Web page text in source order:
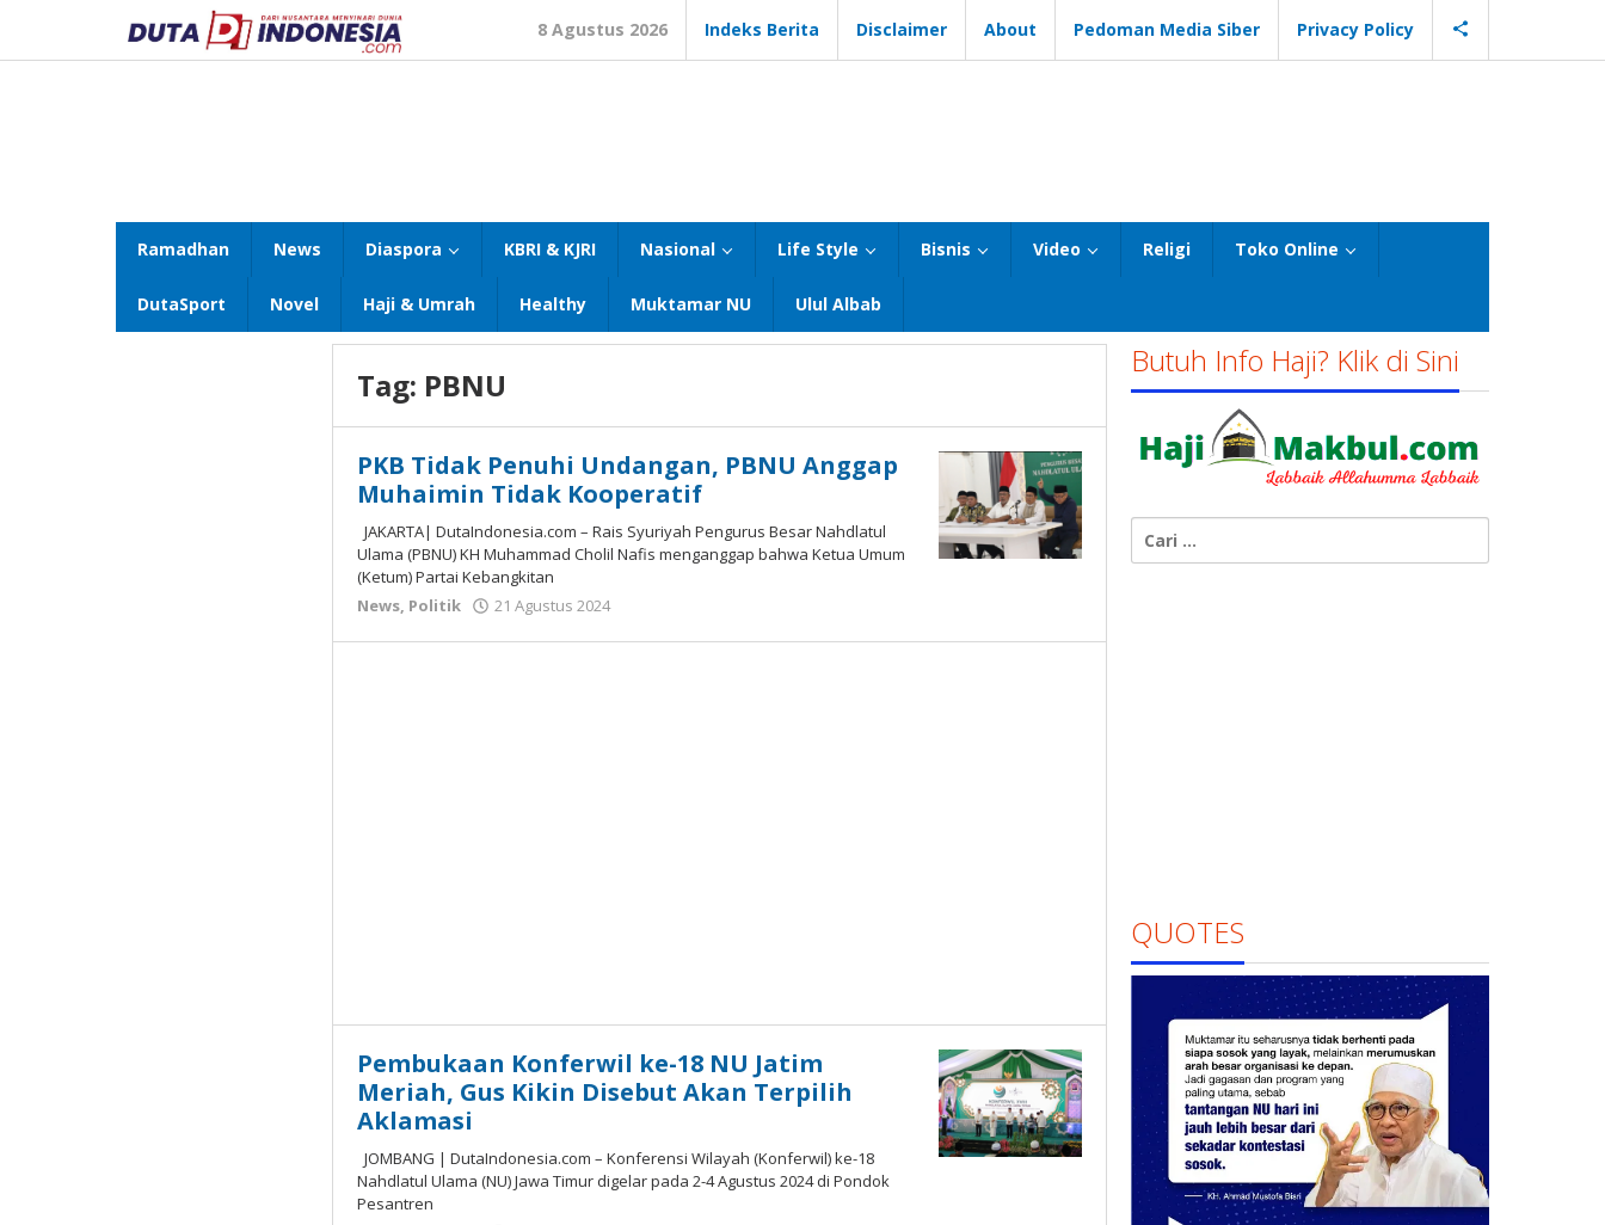
konten
8 Agustus 2026 Indeks Berita Disclaimer About Pedoman Media Siber Privacy Policy
Ramadhan News Diaspora KBRI & KJRI Nasional Life Style Bisnis Video Religi Toko Online
DutaSport Novel Haji & Umrah Healthy Muktamar NU Ulul Albab
Tag: PBNU
PKB Tidak Penuhi Undangan, PBNU Anggap
Muhaimin Tidak Kooperatif
JAKARTA| DutaIndonesia.com – Rais Syuriyah Pengurus Besar Nahdlatul
Ulama (PBNU) KH Muhammad Cholil Nafis menganggap bahwa Ketua Umum
(Ketum) Partai Kebangkitan
News, Politik 21 Agustus 2024
Susanto
Pembukaan Konferwil ke-18 NU Jatim
Meriah, Gus Kikin Disebut Akan Terpilih
Aklamasi
JOMBANG | DutaIndonesia.com – Konferensi Wilayah (Konferwil) ke-18
Nahdlatul Ulama (NU) Jawa Timur digelar pada 2-4 Agustus 2024 di Pondok
Pesantren
Butuh Info Haji? Klik di Sini
untuk:
QUOTES